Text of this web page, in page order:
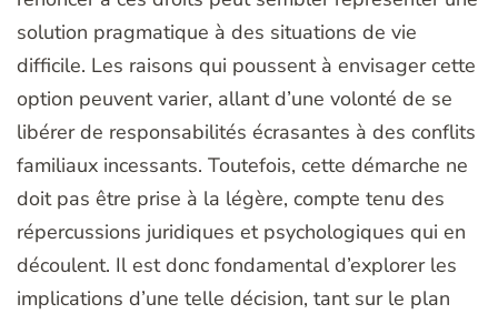
solution pragmatique à des situations de vie
difficile. Les raisons qui poussent à envisager cette
option peuvent varier, allant d’une volonté de se
libérer de responsabilités écrasantes à des conflits
familiaux incessants. Toutefois, cette démarche ne
doit pas être prise à la légère, compte tenu des
répercussions juridiques et psychologiques qui en
découlent. Il est donc fondamental d’explorer les
implications d’une telle décision, tant sur le plan